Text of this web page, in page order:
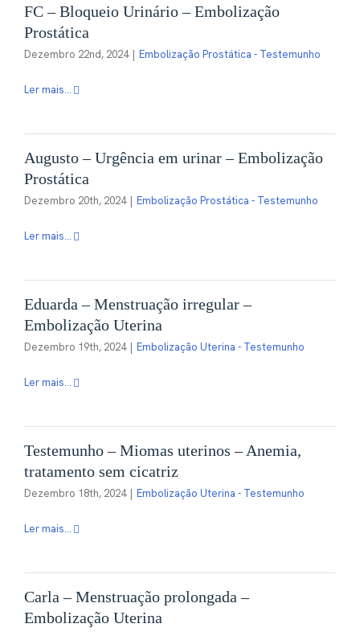
FC – Bloqueio Urinário – Embolização
Prostática
Dezembro 22nd, 2024 | Embolização Prostática - Testemunho
Ler mais...
Augusto – Urgência em urinar – Embolização
Prostática
Dezembro 20th, 2024 | Embolização Prostática - Testemunho
Ler mais...
Eduarda – Menstruação irregular –
Embolização Uterina
Dezembro 19th, 2024 | Embolização Uterina - Testemunho
Ler mais...
Testemunho – Miomas uterinos – Anemia,
tratamento sem cicatriz
Dezembro 18th, 2024 | Embolização Uterina - Testemunho
Ler mais...
Carla – Menstruação prolongada –
Embolização Uterina